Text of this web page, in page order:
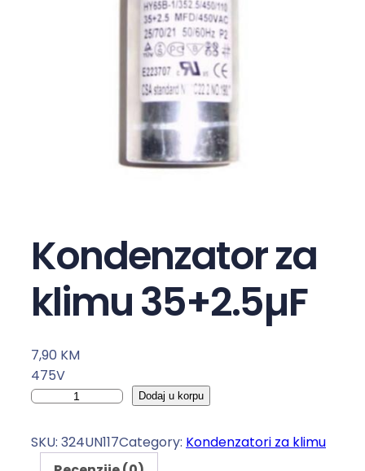
Kondenzator za
klimu 35+2.5µF
7,90 KM
475V
K
n
Dodaj u korpu
SKU: 324UN117Category: Kondenzatori za klimu